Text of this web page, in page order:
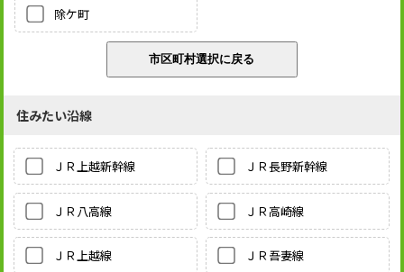
除ケ町
住みたい沿線
ＪＲ上越新幹線 ＪＲ長野新幹線
ＪＲ八高線 ＪＲ高崎線
ＪＲ上越線 ＪＲ吾妻線